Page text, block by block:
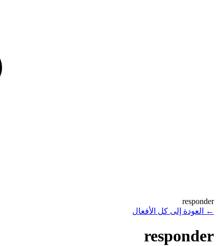
responder
←
العودة إلى كل الأفعال
responder